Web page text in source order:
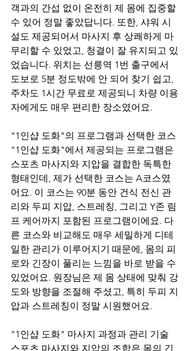
객과의 간섭 없이 온전히 제 몸에 집중할
수 있어 정말 좋았답니다. 또한, 샤워 시
설도 제공되어서 마사지 후 상쾌하게 마
무리할 수 있었고, 청결이 잘 유지되고 있
었습니다. 위치는 선릉역 1번 출구에서
도보로 5분 정도밖에 안 되어 찾기 쉽고,
주차도 1시간 무료로 제공되니 차량 이용
자에게도 매우 편리한 장소였어요.
"1인샵 도화"의 프로그램과 선택한 코스
"1인샵 도화"에서 제공되는 프로그램은
스포츠 마사지와 지압을 결합한 독특한
형태인데, 제가 선택한 코스는 A코스였
어요. 이 코스는 90분 동안 건식 전신 관
리와 두피 지압, 스트레칭, 그리고 Y존 림
프 케어까지 포함된 프로그램이에요. 다
른 코스와 비교해도 매우 세밀하게 디테
일한 관리가 이루어지기 때문에, 몸의 피
로와 긴장이 풀리는 느낌을 바로 받을 수
있었어요. 원장님은 제 몸 상태에 맞춰 강
도와 방향을 조절해 주셨고, 특히 두피 지
압과 스트레칭이 정말 시원했어요.
"1인샵 도화" 마사지 과정과 관리 기술
스포츠 마사지와 지압의 조합은 몸의 긴